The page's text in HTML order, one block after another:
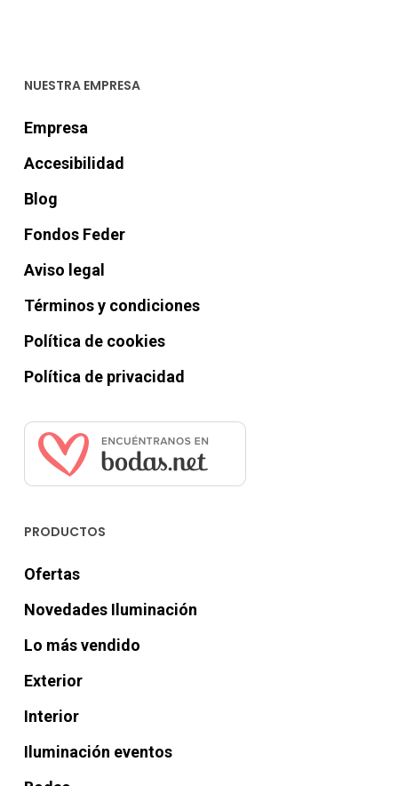
NUESTRA EMPRESA
Empresa
Accesibilidad
Blog
Fondos Feder
Aviso legal
Términos y condiciones
Política de cookies
Política de privacidad
PRODUCTOS
Ofertas
Novedades Iluminación
Lo más vendido
Exterior
Interior
Iluminación eventos